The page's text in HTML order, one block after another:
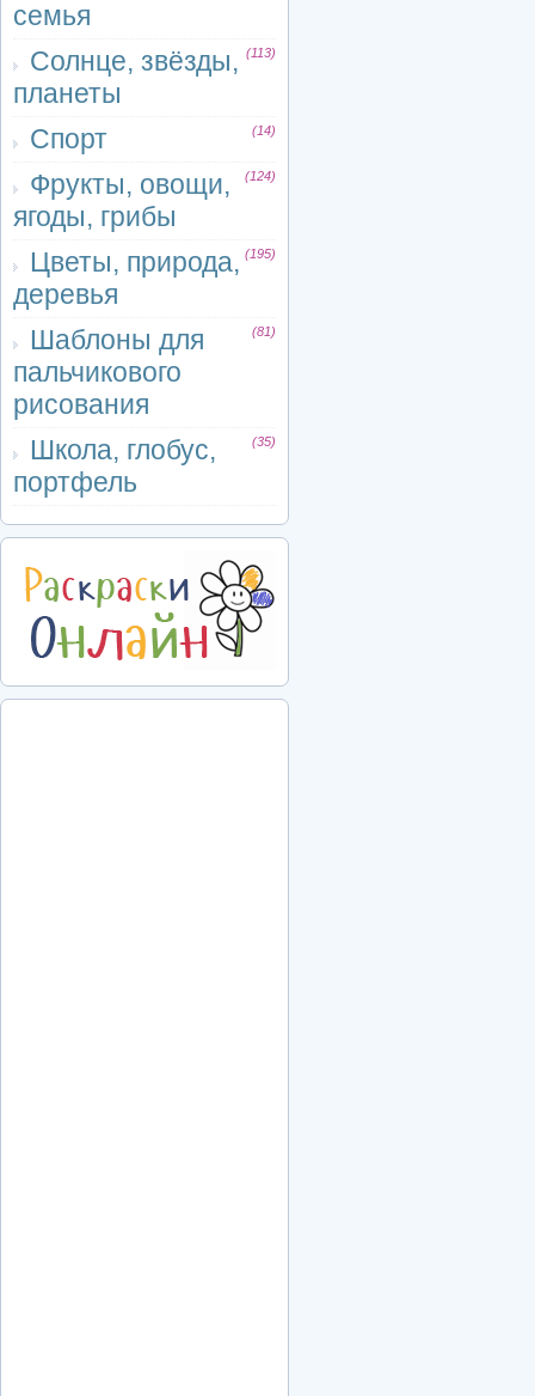
семья
Солнце, звёзды,
планеты
(113)
Спорт (14)
Фрукты, овощи,
ягоды, грибы
(124)
Цветы, природа,
деревья
(195)
Шаблоны для
пальчикового
рисования
(81)
Школа, глобус,
портфель
(35)